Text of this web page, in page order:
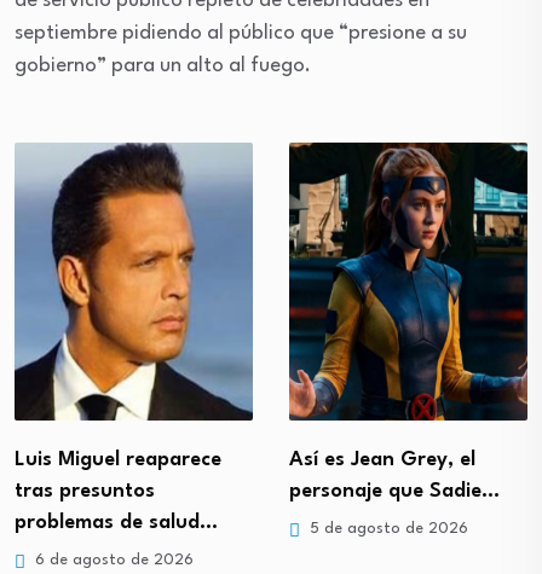
septiembre pidiendo al público que “presione a su
gobierno” para un alto al fuego.
Luis Miguel reaparece
tras presuntos
problemas de salud…
6 de agosto de 2026
Así es Jean Grey, el
personaje que Sadie…
5 de agosto de 2026